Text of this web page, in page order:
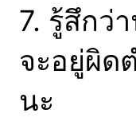
7. รู้สึกว่
จะอยู่ผิด
นะ